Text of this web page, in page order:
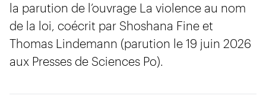
la parution de l’ouvrage La violence au nom
de la loi, coécrit par Shoshana Fine et
Thomas Lindemann (parution le 19 juin 2026
aux Presses de Sciences Po).